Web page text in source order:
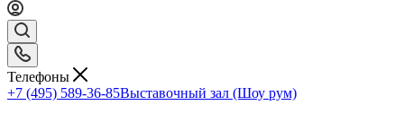
Телефоны
+7 (495) 589-36-85Выставочный зал (Шоу рум)